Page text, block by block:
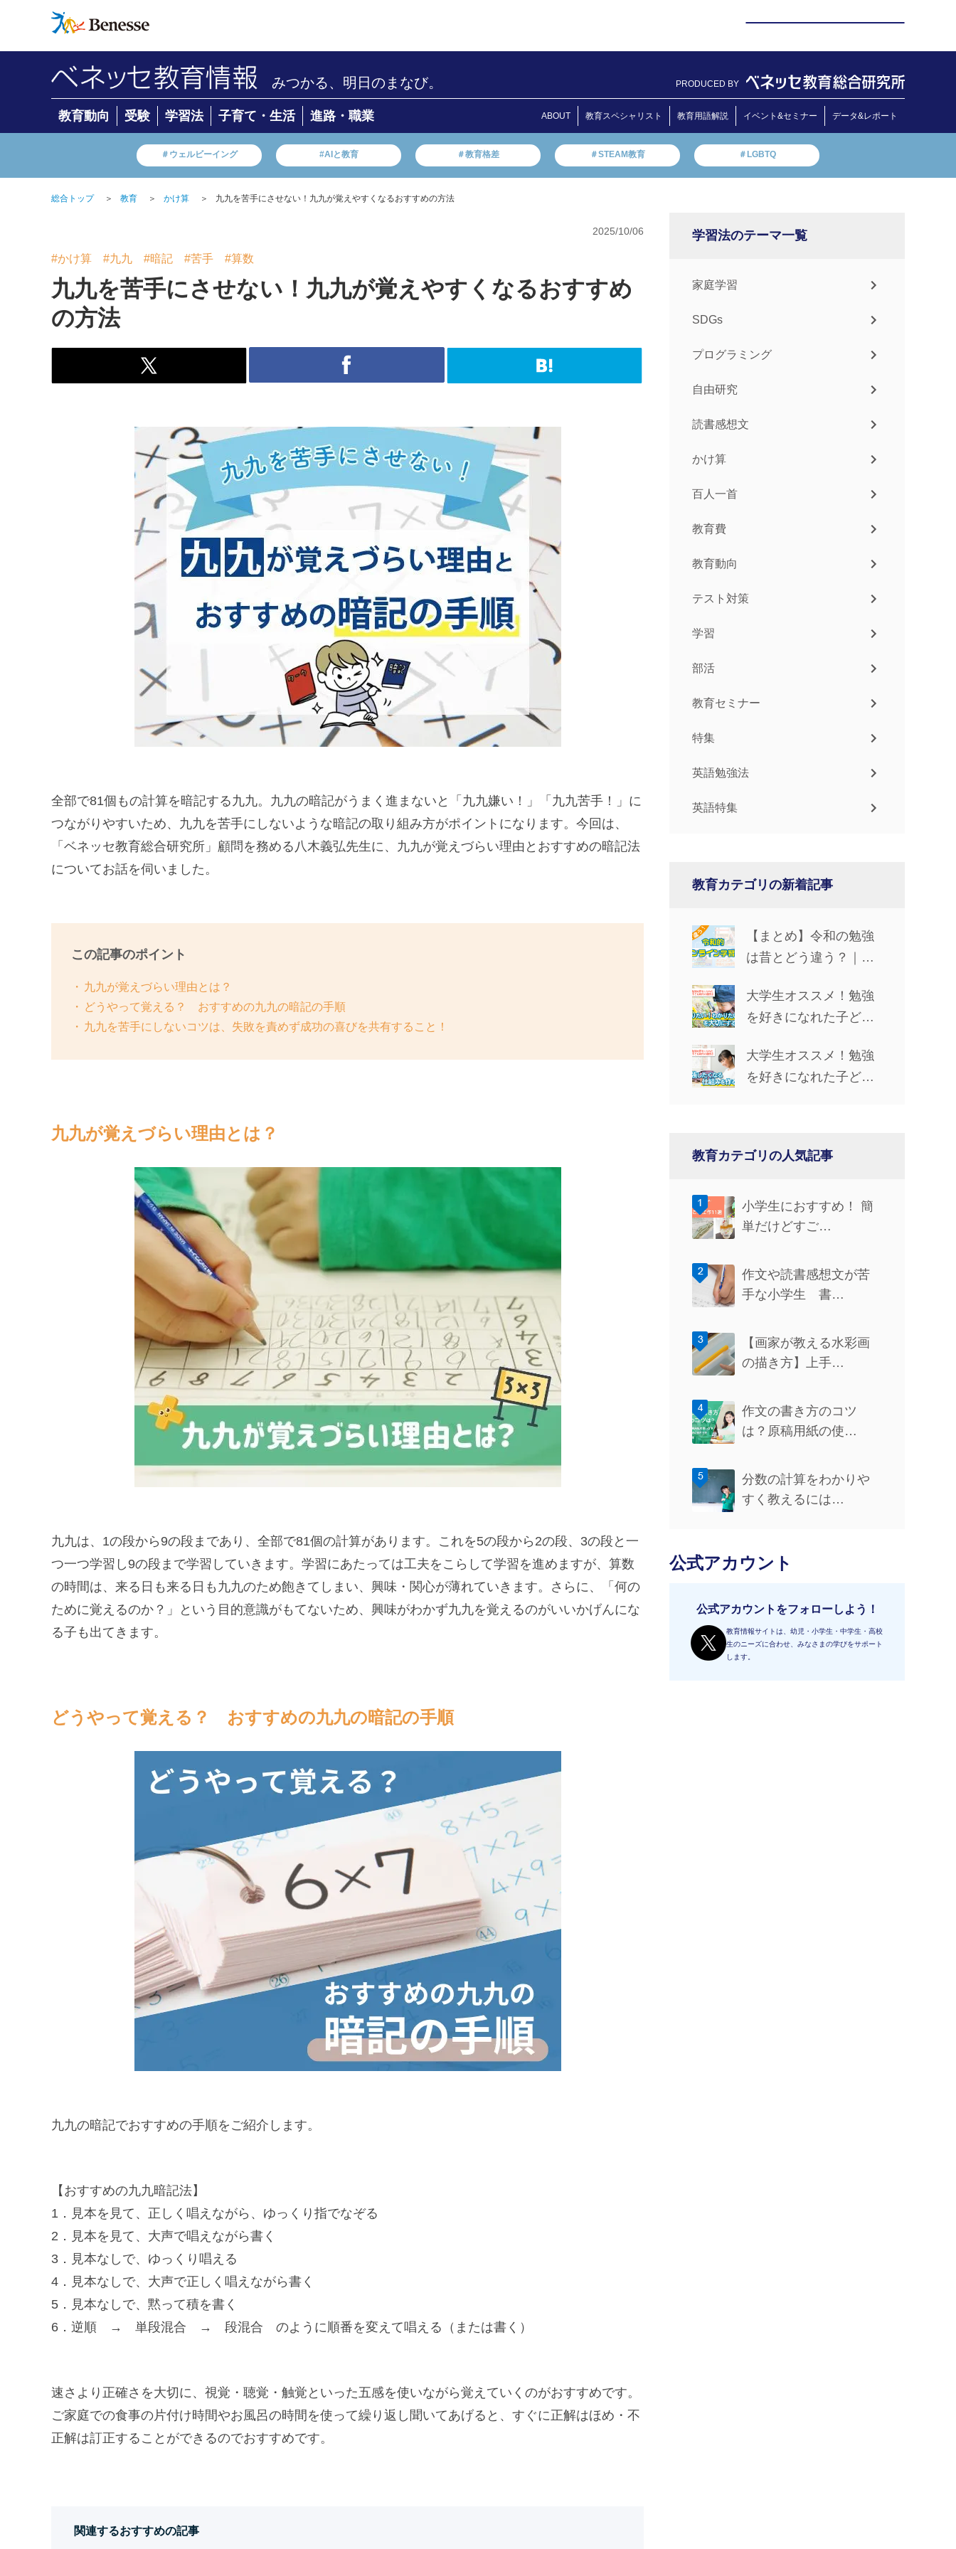
みつかる、明日のまなび。 PRODUCED BY
教育動向 受験 学習法 子育て・生活 進路・職業 ABOUT 教育スペシャリスト 教育用語解説 イベント&セミナー データ&レポート
＃ウェルビーイング #AIと教育 ＃教育格差 ＃STEAM教育 ＃LGBTQ
総合トップ ＞ 教育 ＞ かけ算 ＞ 九九を苦手にさせない！九九が覚えやすくなるおすすめの方法
2025/10/06
#かけ算 #九九 #暗記 #苦手 #算数
九九を苦手にさせない！九九が覚えやすくなるおすすめ
の方法
全部で81個もの計算を暗記する九九。九九の暗記がうまく進まないと「九九嫌い！」「九九苦手！」に
つながりやすいため、九九を苦手にしないような暗記の取り組み方がポイントになります。今回は、
「ベネッセ教育総合研究所」顧問を務める八木義弘先生に、九九が覚えづらい理由とおすすめの暗記法
についてお話を伺いました。
この記事のポイント
九九が覚えづらい理由とは？
どうやって覚える？ おすすめの九九の暗記の手順
九九を苦手にしないコツは、失敗を責めず成功の喜びを共有すること！
九九が覚えづらい理由とは？
九九は、1の段から9の段まであり、全部で81個の計算があります。これを5の段から2の段、3の段と一
つ一つ学習し9の段まで学習していきます。学習にあたっては工夫をこらして学習を進めますが、算数
の時間は、来る日も来る日も九九のため飽きてしまい、興味・関心が薄れていきます。さらに、「何の
ために覚えるのか？」という目的意識がもてないため、興味がわかず九九を覚えるのがいいかげんにな
る子も出てきます。
どうやって覚える？ おすすめの九九の暗記の手順
九九の暗記でおすすめの手順をご紹介します。
【おすすめの九九暗記法】
1．見本を見て、正しく唱えながら、ゆっくり指でなぞる
2．見本を見て、大声で唱えながら書く
3．見本なしで、ゆっくり唱える
4．見本なしで、大声で正しく唱えながら書く
5．見本なしで、黙って積を書く
6．逆順 → 単段混合 → 段混合 のように順番を変えて唱える（または書く）
速さより正確さを大切に、視覚・聴覚・触覚といった五感を使いながら覚えていくのがおすすめです。
ご家庭での食事の片付け時間やお風呂の時間を使って繰り返し聞いてあげると、すぐに正解はほめ・不
正解は訂正することができるのでおすすめです。
関連するおすすめの記事
学習法のテーマ一覧
家庭学習
SDGs
プログラミング
自由研究
読書感想文
かけ算
百人一首
教育費
教育動向
テスト対策
学習
部活
教育セミナー
特集
英語勉強法
英語特集
教育カテゴリの新着記事
【まとめ】令和の勉強
は昔とどう違う？｜学
仲間とのつながりを解
説
大学生オススメ！勉強
を好きになれた子ども
たい！』『わかりた
い！』を大切にする」
大学生オススメ！勉強
を好きになれた子ども
教育カテゴリの人気記事
小学生におすすめ！ 簡
単だけどすご…
作文や読書感想文が苦
手な小学生 書…
【画家が教える水彩画
の描き方】上手…
作文の書き方のコツ
は？原稿用紙の使…
分数の計算をわかりや
すく教えるには…
公式アカウント
公式アカウントをフォローしよう！
教育情報サイトは、幼児・小学生・中学生・高校
生のニーズに合わせ、みなさまの学びをサポート
します。